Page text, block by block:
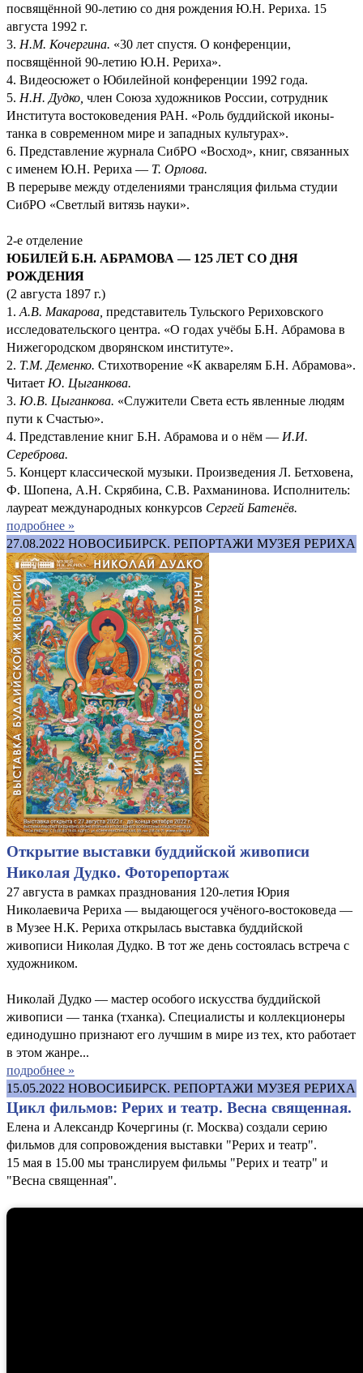
посвящённой 90-летию со дня рождения Ю.Н. Рериха. 15
августа 1992 г.
3. Н.М. Кочергина. «30 лет спустя. О конференции,
посвящённой 90-летию Ю.Н. Рериха».
4. Видеосюжет о Юбилейной конференции 1992 года.
5. Н.Н. Дудко, член Союза художников России, сотрудник
Института востоковедения РАН. «Роль буддийской иконы-
танка в современном мире и западных культурах».
6. Представление журнала СибРО «Восход», книг, связанных
с именем Ю.Н. Рериха — Т. Орлова.
В перерыве между отделениями трансляция фильма студии
СибРО «Светлый витязь науки».
2-е отделение
ЮБИЛЕЙ Б.Н. АБРАМОВА — 125 ЛЕТ СО ДНЯ
РОЖДЕНИЯ
(2 августа 1897 г.)
1. А.В. Макарова, представитель Тульского Рериховского
исследовательского центра. «О годах учёбы Б.Н. Абрамова в
Нижегородском дворянском институте».
2. Т.М. Деменко. Стихотворение «К акварелям Б.Н. Абрамова».
Читает Ю. Цыганкова.
3. Ю.В. Цыганкова. «Служители Света есть явленные людям
пути к Счастью».
4. Представление книг Б.Н. Абрамова и о нём — И.И.
Сереброва.
5. Концерт классической музыки. Произведения Л. Бетховена,
Ф. Шопена, А.Н. Скрябина, С.В. Рахманинова. Исполнитель:
лауреат международных конкурсов Сергей Батенёв.
подробнее »
27.08.2022 НОВОСИБИРСК. РЕПОРТАЖИ МУЗЕЯ РЕРИХА
Открытие выставки буддийской живописи
Николая Дудко. Фоторепортаж
27 августа в рамках празднования 120-летия Юрия
Николаевича Рериха — выдающегося учёного-востоковеда —
в Музее Н.К. Рериха открылась выставка буддийской
живописи Николая Дудко. В тот же день состоялась встреча с
художником.
Николай Дудко — мастер особого искусства буддийской
живописи — танка (тханка). Специалисты и коллекционеры
единодушно признают его лучшим в мире из тех, кто работает
в этом жанре...
подробнее »
15.05.2022 НОВОСИБИРСК. РЕПОРТАЖИ МУЗЕЯ РЕРИХА
Цикл фильмов: Рерих и театр. Весна священная.
Елена и Александр Кочергины (г. Москва) создали серию
фильмов для сопровождения выставки "Рерих и театр".
15 мая в 15.00 мы транслируем фильмы "Рерих и театр" и
"Весна священная".